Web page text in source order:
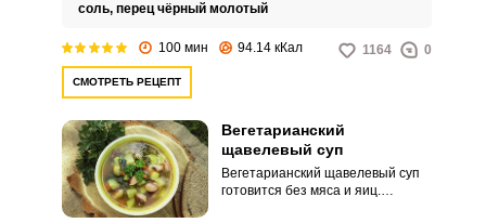
соль, перец чёрный молотый
100 мин 94.14 кКал 1164 0
СМОТРЕТЬ РЕЦЕПТ
Вегетарианский
щавелевый суп
Вегетарианский щавелевый суп
готовится без мяса и яиц.